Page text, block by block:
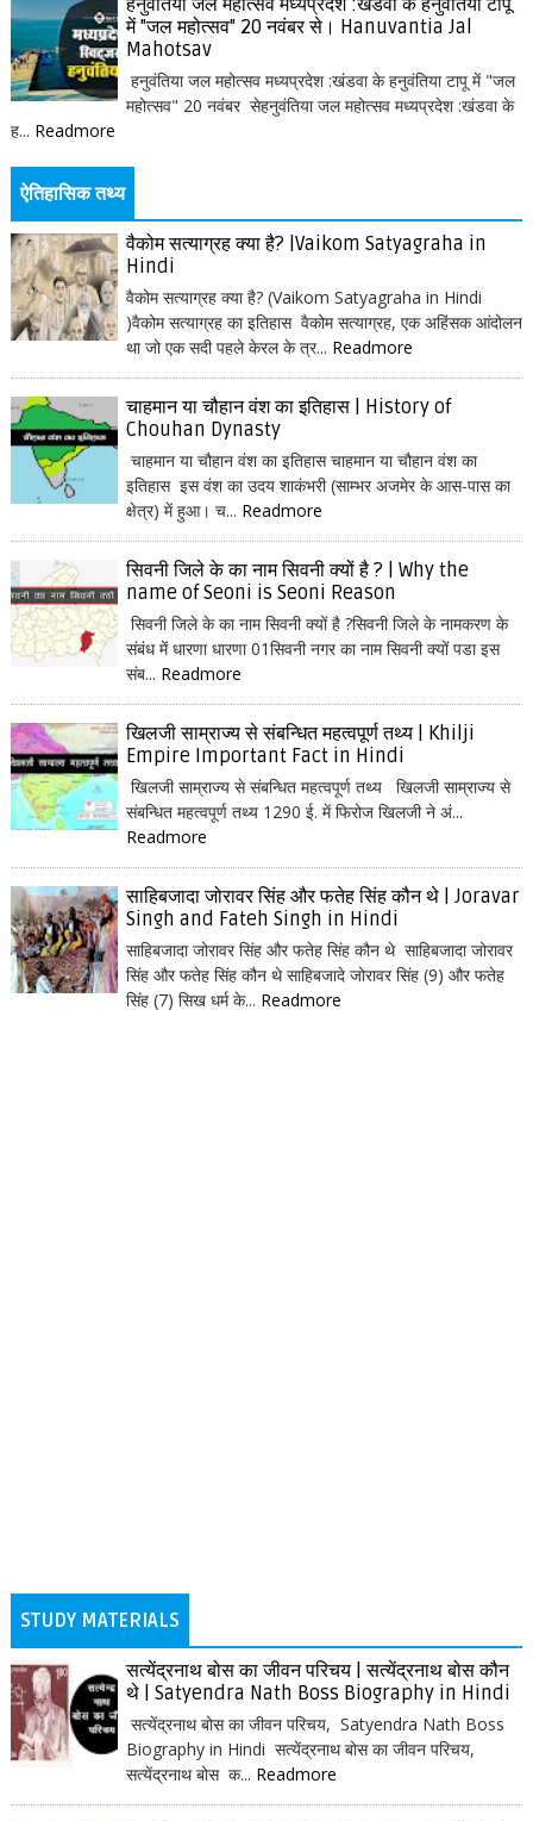
हनुवंतिया जल महोत्सव मध्यप्रदेश :खंडवा के हनुवंतिया टापू
में "जल महोत्सव" 20 नवंबर से। Hanuvantia Jal
Mahotsav
हनुवंतिया जल महोत्सव मध्यप्रदेश :खंडवा के हनुवंतिया टापू में "जल
महोत्सव" 20 नवंबर सेहनुवंतिया जल महोत्सव मध्यप्रदेश :खंडवा के
ह... Readmore
ऐतिहासिक तथ्य
वैकोम सत्याग्रह क्या है? |Vaikom Satyagraha in
Hindi
वैकोम सत्याग्रह क्या है? (Vaikom Satyagraha in Hindi
)वैकोम सत्याग्रह का इतिहास वैकोम सत्याग्रह, एक अहिंसक आंदोलन
था जो एक सदी पहले केरल के त्र... Readmore
चाहमान या चौहान वंश का इतिहास | History of
Chouhan Dynasty
चाहमान या चौहान वंश का इतिहास चाहमान या चौहान वंश का
इतिहास इस वंश का उदय शाकंभरी (साम्भर अजमेर के आस-पास का
क्षेत्र) में हुआ। च... Readmore
सिवनी जिले के का नाम सिवनी क्यों है ? | Why the
name of Seoni is Seoni Reason
सिवनी जिले के का नाम सिवनी क्यों है ?सिवनी जिले के नामकरण के
संबंध में धारणा धारणा 01सिवनी नगर का नाम सिवनी क्यों पडा इस
संब... Readmore
खिलजी साम्राज्य से संबन्धित महत्वपूर्ण तथ्य | Khilji
Empire Important Fact in Hindi
खिलजी साम्राज्य से संबन्धित महत्वपूर्ण तथ्य खिलजी साम्राज्य से
संबन्धित महत्वपूर्ण तथ्य 1290 ई. में फिरोज खिलजी ने अं...
Readmore
साहिबजादा जोरावर सिंह और फतेह सिंह कौन थे | Joravar
Singh and Fateh Singh in Hindi
साहिबजादा जोरावर सिंह और फतेह सिंह कौन थे साहिबजादा जोरावर
सिंह और फतेह सिंह कौन थे साहिबजादे जोरावर सिंह (9) और फतेह
सिंह (7) सिख धर्म के... Readmore
STUDY MATERIALS
सत्येंद्रनाथ बोस का जीवन परिचय | सत्येंद्रनाथ बोस कौन
थे | Satyendra Nath Boss Biography in Hindi
सत्येंद्रनाथ बोस का जीवन परिचय, Satyendra Nath Boss
Biography in Hindi सत्येंद्रनाथ बोस का जीवन परिचय,
सत्येंद्रनाथ बोस क... Readmore